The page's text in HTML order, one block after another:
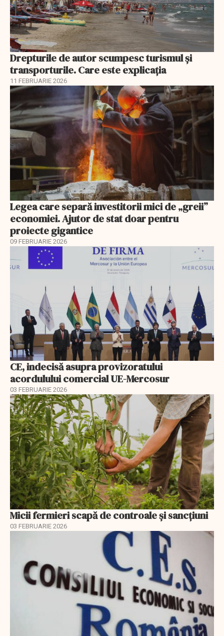
Drepturile de autor scumpesc turismul și
transporturile. Care este explicația
11 FEBRUARIE 2026
Legea care separă investitorii mici de „greii”
economiei. Ajutor de stat doar pentru
proiecte gigantice
09 FEBRUARIE 2026
CE, indecisă asupra provizoratului
acordulului comercial UE-Mercosur
03 FEBRUARIE 2026
Micii fermieri scapă de controale și sancțiuni
03 FEBRUARIE 2026